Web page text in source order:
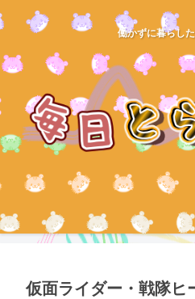
働かずに暮らし
仮面ライダー・戦隊ヒ